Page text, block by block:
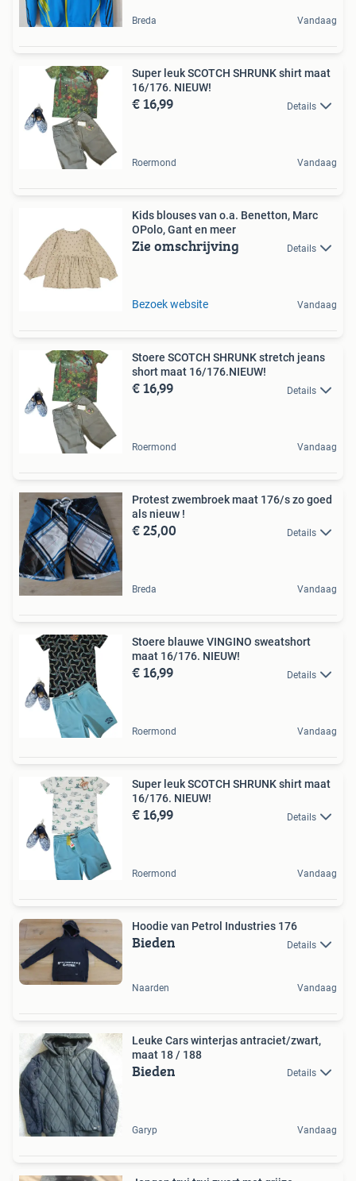
Breda Vandaag
Super leuk SCOTCH SHRUNK shirt maat
16/176. NIEUW!
€ 16,99 Details
Roermond Vandaag
Kids blouses van o.a. Benetton, Marc
OPolo, Gant en meer
Zie omschrijving Details
Bezoek website Vandaag
Stoere SCOTCH SHRUNK stretch jeans
short maat 16/176.NIEUW!
€ 16,99 Details
Roermond Vandaag
Protest zwembroek maat 176/s zo goed
als nieuw !
€ 25,00 Details
Breda Vandaag
Stoere blauwe VINGINO sweatshort
maat 16/176. NIEUW!
€ 16,99 Details
Roermond Vandaag
Super leuk SCOTCH SHRUNK shirt maat
16/176. NIEUW!
€ 16,99 Details
Roermond Vandaag
Hoodie van Petrol Industries 176
Bieden Details
Naarden Vandaag
Leuke Cars winterjas antraciet/zwart,
maat 18 / 188
Bieden Details
Garyp Vandaag